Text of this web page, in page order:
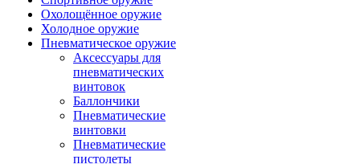
Охолощённое оружие
Холодное оружие
Пневматическое оружие
Аксессуары для
пневматических
винтовок
Баллончики
Пневматические
винтовки
Пневматические
пистолеты